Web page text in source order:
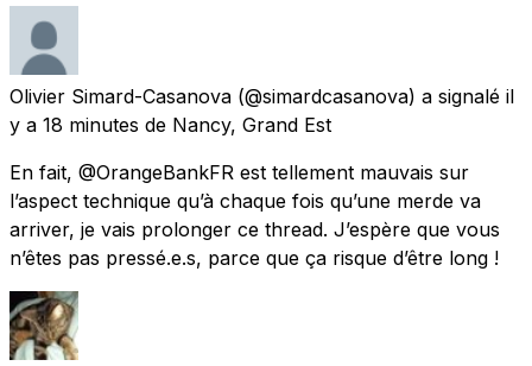
Olivier Simard-Casanova (@simardcasanova) a signalé il
y a 18 minutes de Nancy, Grand Est
En fait, @OrangeBankFR est tellement mauvais sur
l’aspect technique qu’à chaque fois qu’une merde va
arriver, je vais prolonger ce thread. J’espère que vous
n’êtes pas pressé.e.s, parce que ça risque d’être long !